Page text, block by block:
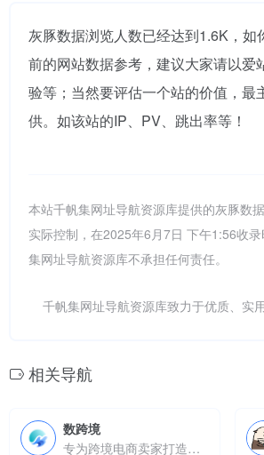
灰豚数据浏览人数已经达到1.6K，
前的网站数据参考，建议大家请以
验等；当然要评估一个站的价值，
供。如该站的IP、PV、跳出率等！
本站千帆集网址导航资源库提供的灰豚数
实际控制，在2025年6月7日 下午1:56收
集网址导航资源库不承担任何责任。
千帆集网址导航资源库致力于优质、实
相关导航
数跨境
专为跨境电商卖家打造的全流程数据分析工具